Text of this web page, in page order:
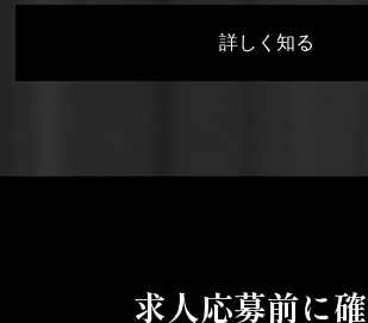
詳しく知る
求人応募前に